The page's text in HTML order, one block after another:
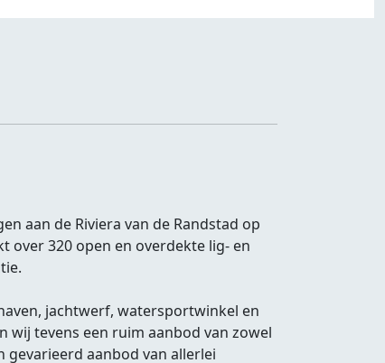
aan de Riviera van de Randstad op
over 320 open en overdekte lig- en
jachtwerf, watersportwinkel en
tevens een ruim aanbod van zowel
gevarieerd aanbod van allerlei